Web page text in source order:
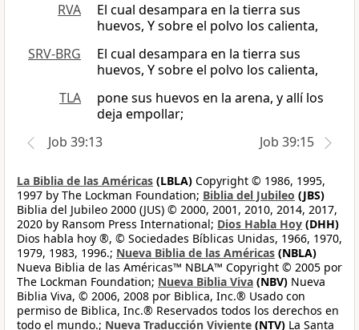
RVA
El cual desampara en la tierra sus
huevos, Y sobre el polvo los calienta,
SRV-BRG
El cual desampara en la tierra sus
huevos, Y sobre el polvo los calienta,
TLA
pone sus huevos en la arena, y allí los
deja empollar;
Job 39:13
Job 39:15
La Biblia de las Américas (LBLA) Copyright © 1986, 1995,
1997 by The Lockman Foundation; Biblia del Jubileo (JBS)
Biblia del Jubileo 2000 (JUS) © 2000, 2001, 2010, 2014, 2017,
2020 by Ransom Press International; Dios Habla Hoy (DHH)
Dios habla hoy ®, © Sociedades Bíblicas Unidas, 1966, 1970,
1979, 1983, 1996.; Nueva Biblia de las Américas (NBLA)
Nueva Biblia de las Américas™ NBLA™ Copyright © 2005 por
The Lockman Foundation; Nueva Biblia Viva (NBV) Nueva
Biblia Viva, © 2006, 2008 por Biblica, Inc.® Usado con
permiso de Biblica, Inc.® Reservados todos los derechos en
todo el mundo.; Nueva Traducción Viviente (NTV) La Santa